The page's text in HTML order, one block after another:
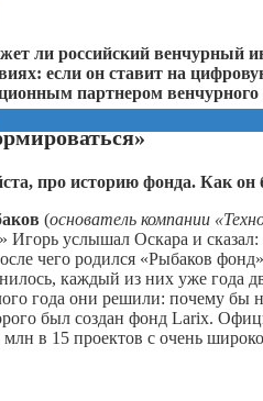
ли российский венчурный
если он ставит на
партнером венчурного
про историю фонда. Как он
(основатель компании
услышал Оскара и
чего родился «Рыбаков
каждый из них уже года
года они решили: почему бы
был создан фонд Larix.
в 15 проектов с очень